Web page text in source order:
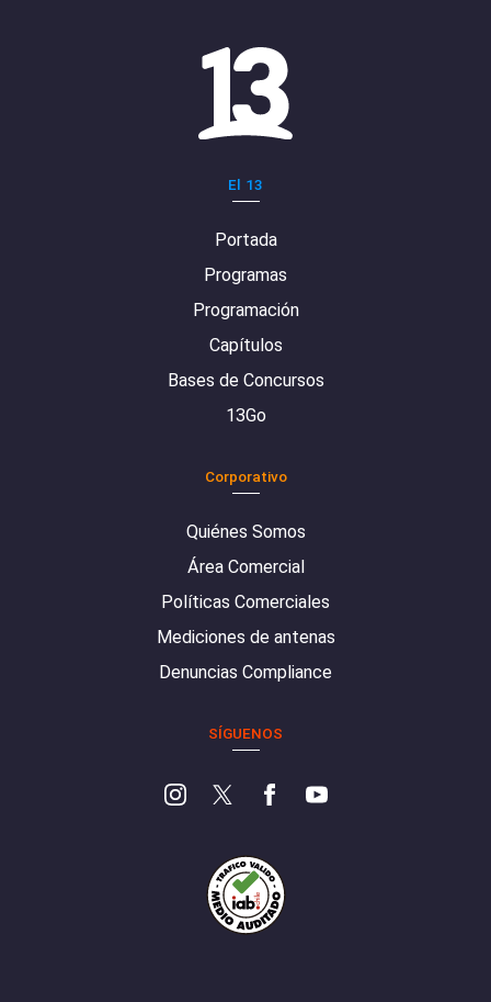
El 13
Portada
Programas
Programación
Capítulos
Bases de Concursos
13Go
Corporativo
Quiénes Somos
Área Comercial
Políticas Comerciales
Mediciones de antenas
Denuncias Compliance
SÍGUENOS